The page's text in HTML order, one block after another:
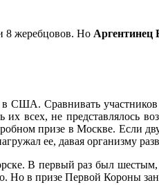
8 жеребцовов. Но Аргентинец
Сравнивать участников
их всех, не представлялось
призе в Москве. Если
ее, давая организму
В первый раз был
в призе Первой Короны